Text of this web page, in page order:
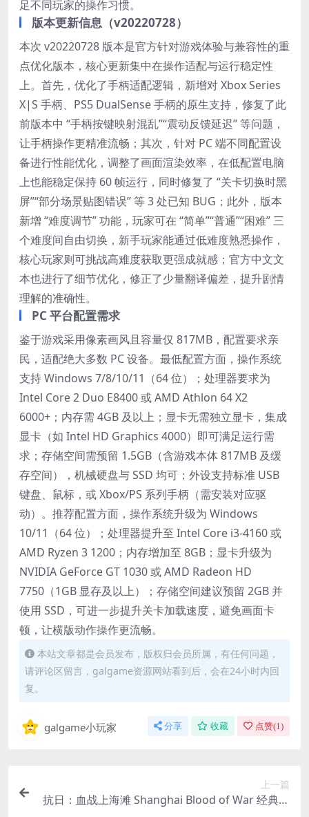
足不同玩家的操作习惯。
版本更新信息（v20220728）
本次 v20220728 版本是官方针对游戏体验与兼容性的重
点优化版本，核心更新集中在操作适配与运行稳定性
上。首先，优化了手柄适配逻辑，新增对 Xbox Series
X|S 手柄、PS5 DualSense 手柄的原生支持，修复了此
前版本中 “手柄按键映射混乱”“震动反馈延迟” 等问题，
让手柄操作更精准流畅；其次，针对 PC 端不同配置设
备进行性能优化，调整了画面渲染效率，在低配置电脑
上也能稳定保持 60 帧运行，同时修复了 “关卡切换时黑
屏”“部分场景贴图错误” 等 3 处已知 BUG；此外，版本
新增 “难度调节” 功能，玩家可在 “简单”“普通”“困难” 三
个难度间自由切换，新手玩家能通过低难度熟悉操作，
核心玩家则可挑战高难度获取更强成就感；官方中文文
本也进行了细节优化，修正了少量翻译偏差，提升剧情
理解的准确性。
PC 平台配置需求
鉴于游戏采用像素画风且容量仅 817MB，配置要求亲
民，适配绝大多数 PC 设备。最低配置方面，操作系统
支持 Windows 7/8/10/11（64 位）；处理器要求为
Intel Core 2 Duo E8400 或 AMD Athlon 64 X2
6000+；内存需 4GB 及以上；显卡无需独立显卡，集成
显卡（如 Intel HD Graphics 4000）即可满足运行需
求；存储空间需预留 1.5GB（含游戏本体 817MB 及缓
存空间），机械硬盘与 SSD 均可；外设支持标准 USB
键盘、鼠标，或 Xbox/PS 系列手柄（需安装对应驱
动）。推荐配置方面，操作系统升级为 Windows
10/11（64 位）；处理器提升至 Intel Core i3-4160 或
AMD Ryzen 3 1200；内存增加至 8GB；显卡升级为
NVIDIA GeForce GT 1030 或 AMD Radeon HD
7750（1GB 显存及以上）；存储空间建议预留 2GB 并
使用 SSD，可进一步提升关卡加载速度，避免画面卡
顿，让横版动作操作更流畅。
本站文章都是会员发布，版权归会员所属，有任何问题，
请评论区留言，galgame资源网站看到后，会在24小时内回
复。
galgame小玩家 分享 收藏 点赞(1)
上一篇
抗日：血战上海滩 Shanghai Blood of War 经典怀